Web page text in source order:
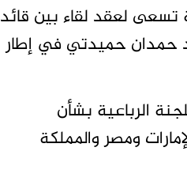
تسعى لعقد لقاء بين قائد
حمدان حميدتي في إطار
الرباعية بشأن
بمشاركة الإمارات ومصر والمملكة